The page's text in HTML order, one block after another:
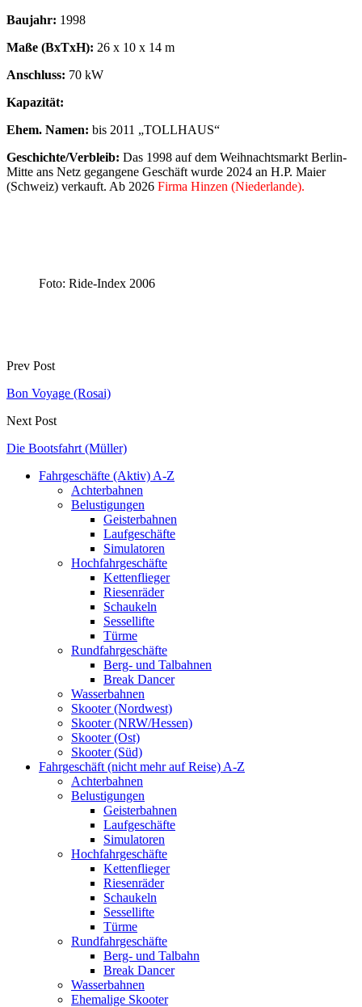
Baujahr: 1998
Maße (BxTxH): 26 x 10 x 14 m
Anschluss: 70 kW
Kapazität:
Ehem. Namen: bis 2011 „TOLLHAUS“
Geschichte/Verbleib: Das 1998 auf dem Weihnachtsmarkt Berlin-
Mitte ans Netz gegangene Geschäft wurde 2024 an H.P. Maier
(Schweiz) verkauft. Ab 2026 Firma Hinzen (Niederlande).
Foto: Ride-Index 2006
Prev Post
Bon Voyage (Rosai)
Next Post
Die Bootsfahrt (Müller)
Fahrgeschäfte (Aktiv) A-Z
Achterbahnen
Belustigungen
Geisterbahnen
Laufgeschäfte
Simulatoren
Hochfahrgeschäfte
Kettenflieger
Riesenräder
Schaukeln
Sessellifte
Türme
Rundfahrgeschäfte
Berg- und Talbahnen
Break Dancer
Wasserbahnen
Skooter (Nordwest)
Skooter (NRW/Hessen)
Skooter (Ost)
Skooter (Süd)
Fahrgeschäft (nicht mehr auf Reise) A-Z
Achterbahnen
Belustigungen
Geisterbahnen
Laufgeschäfte
Simulatoren
Hochfahrgeschäfte
Kettenflieger
Riesenräder
Schaukeln
Sessellifte
Türme
Rundfahrgeschäfte
Berg- und Talbahn
Break Dancer
Wasserbahnen
Ehemalige Skooter